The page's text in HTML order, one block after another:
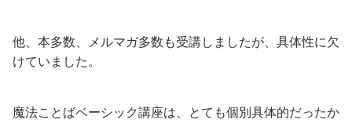
他、本多数、メルマガ多数も受講しましたが、具体性に欠
けていました。
魔法ことばベーシック講座は、とても個別具体的だったか